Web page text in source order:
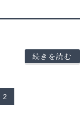
続きを読む
2